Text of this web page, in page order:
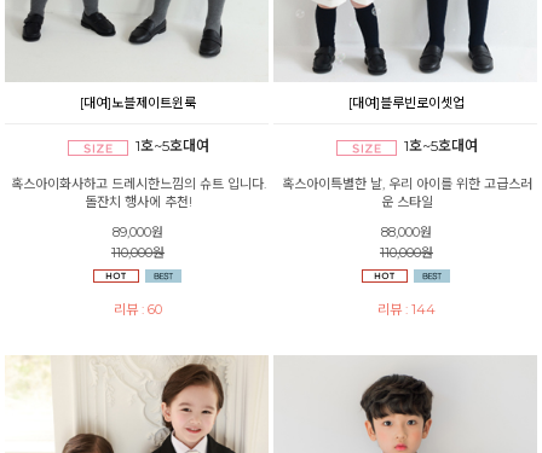
[대여]노블제이트윈룩
1호~5호대여
혹스아이화사하고 드레시한느낌의 슈트 입니다.
돌잔치 행사에 추천!
89,000원
110,000원
리뷰 : 60
[대여]블루빈로이셋업
1호~5호대여
혹스아이특별한 날, 우리 아이를 위한 고급스러
운 스타일
88,000원
110,000원
리뷰 : 144